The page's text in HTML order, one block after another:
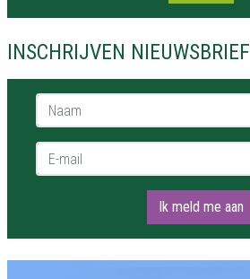
INSCHRIJVEN NIEUWSBRIEF
Naam *
E-mail *
Ik meld me aan